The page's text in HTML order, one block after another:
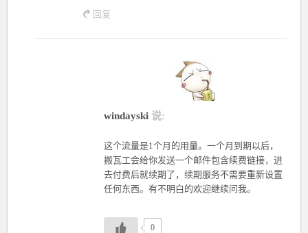
回复
windayski 说:
这个流量是1个月的用量。一个月到期以后，
搬瓦工会给你发送一个邮件包含续费链接，进
去付费后就续期了，续期服务不需要重新设置
任何东西。有不明白的欢迎继续问我。
0